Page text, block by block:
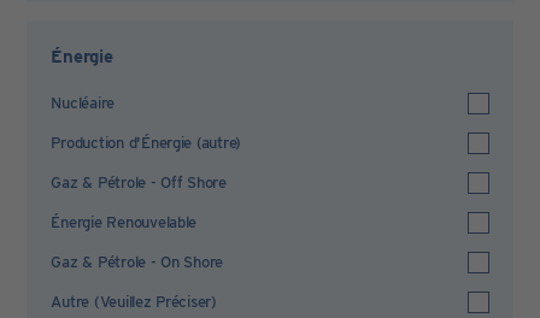
Énergie
Nucléaire
Production d'Énergie (autre)
Gaz & Pétrole - Off Shore
Énergie Renouvelable
Gaz & Pétrole - On Shore
Autre (Veuillez Préciser)